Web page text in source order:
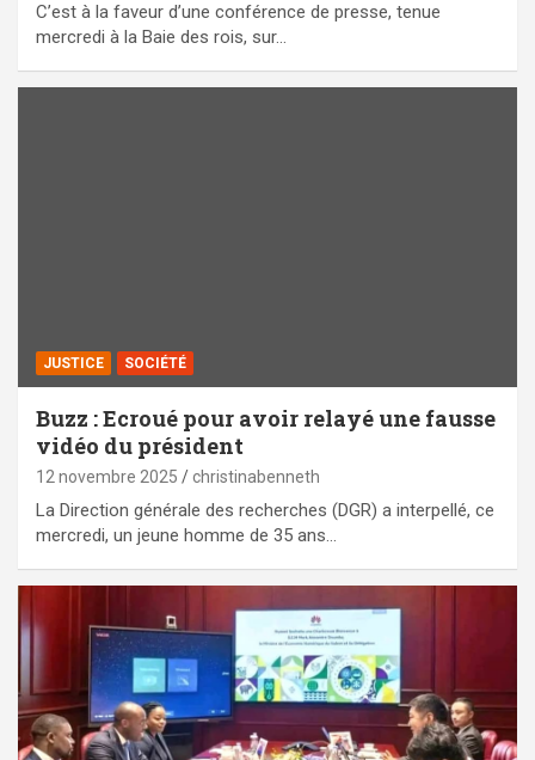
C’est à la faveur d’une conférence de presse, tenue
mercredi à la Baie des rois, sur…
JUSTICE SOCIÉTÉ
Buzz : Ecroué pour avoir relayé une fausse
vidéo du président
12 novembre 2025 christinabenneth
La Direction générale des recherches (DGR) a interpellé, ce
mercredi, un jeune homme de 35 ans…